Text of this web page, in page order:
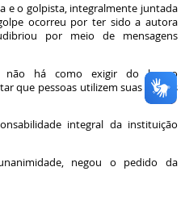
e o golpista, integralmente juntada
ocorreu por ter sido a autora
por meio de mensagens
não há como exigir do banco
que pessoas utilizem suas contas
integral da instituição
negou o pedido da